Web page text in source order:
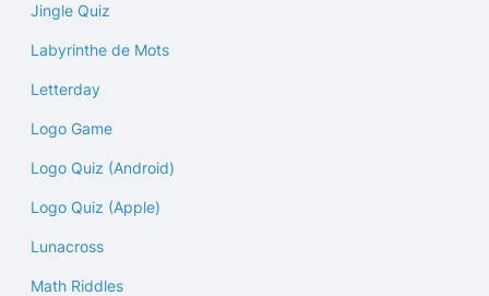
Jingle Quiz
Labyrinthe de Mots
Letterday
Logo Game
Logo Quiz (Android)
Logo Quiz (Apple)
Lunacross
Math Riddles